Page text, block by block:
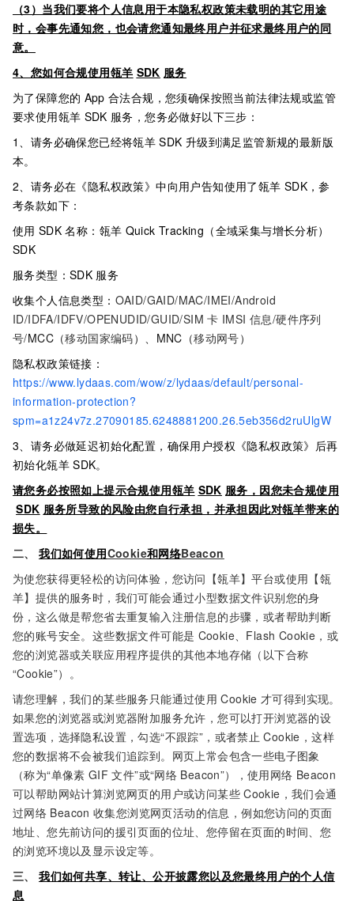
（3）当我们要将个人信息用于本隐私权政策未载明的其它用途
时，会事先通知您，也会请您通知最终用户并征求最终用户的同
意。
4、您如何合规使用瓴羊 SDK 服务
为了保障您的 App 合法合规，您须确保按照当前法律法规或监管
要求使用瓴羊 SDK 服务，您务必做好以下三步：
1、请务必确保您已经将瓴羊 SDK 升级到满足监管新规的最新版
本。
2、请务必在《隐私权政策》中向用户告知使用了瓴羊 SDK，参
考条款如下：
使用 SDK 名称：瓴羊 Quick Tracking（全域采集与增长分析）
SDK
服务类型：SDK 服务
收集个人信息类型： OAID/GAID/MAC/IMEI/Android
ID/IDFA/IDFV/OPENUDID/GUID/SIM 卡 IMSI 信息/硬件序列
号/MCC（移动国家编码）、MNC（移动网号）
隐私权政策链接：
https://www.lydaas.com/wow/z/lydaas/default/personal-
information-protection?
spm=a1z24v7z.27090185.6248881200.26.5eb356d2ruUlgW
3、请务必做延迟初始化配置，确保用户授权《隐私权政策》后再
初始化瓴羊 SDK。
请您务必按照如上提示合规使用瓴羊 SDK 服务，因您未合规使用
SDK 服务所导致的风险由您自行承担，并承担因此对瓴羊带来的
损失。
二、我们如何使用Cookie和网络Beacon
为使您获得更轻松的访问体验，您访问【瓴羊】平台或使用【瓴
羊】提供的服务时，我们可能会通过小型数据文件识别您的身
份，这么做是帮您省去重复输入注册信息的步骤，或者帮助判断
您的账号安全。这些数据文件可能是 Cookie、Flash Cookie，或
您的浏览器或关联应用程序提供的其他本地存储（以下合称
“Cookie”）。
请您理解，我们的某些服务只能通过使用 Cookie 才可得到实现。
如果您的浏览器或浏览器附加服务允许，您可以打开浏览器的设
置选项，选择隐私设置，勾选“不跟踪”，或者禁止 Cookie，这样
您的数据将不会被我们追踪到。网页上常会包含一些电子图象
（称为“单像素 GIF 文件”或“网络 Beacon”），使用网络 Beacon
可以帮助网站计算浏览网页的用户或访问某些 Cookie，我们会通
过网络 Beacon 收集您浏览网页活动的信息，例如您访问的页面
地址、您先前访问的援引页面的位址、您停留在页面的时间、您
的浏览环境以及显示设定等。
三、我们如何共享、转让、公开披露您以及您最终用户的个人信
息